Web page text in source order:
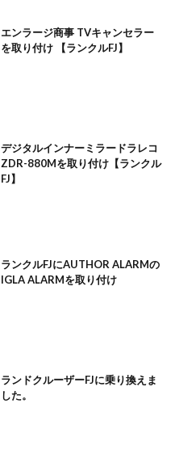
エンラージ商事 TVキャンセラー
を取り付け 【ランクルFJ】
デジタルインナーミラードラレコ
ZDR-880Mを取り付け【ランクル
FJ】
ランクルFJにAUTHOR ALARMの
IGLA ALARMを取り付け
ランドクルーザーFJに乗り換えま
した。